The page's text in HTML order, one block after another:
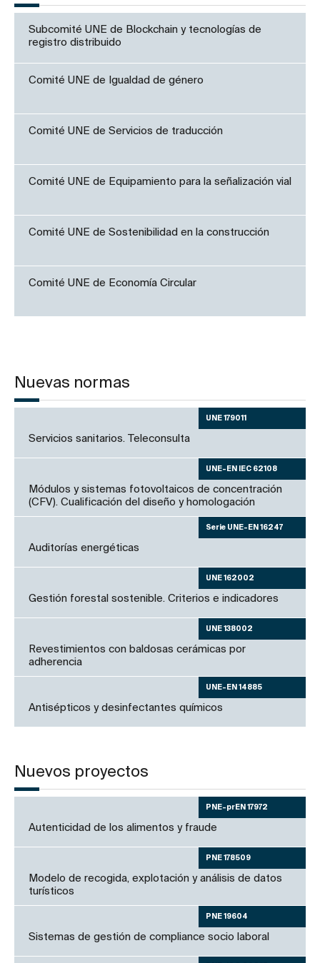
Subcomité UNE de Blockchain y tecnologías de
registro distribuido
Comité UNE de Igualdad de género
Comité UNE de Servicios de traducción
Comité UNE de Equipamiento para la señalización vial
Comité UNE de Sostenibilidad en la construcción
Comité UNE de Economía Circular
Nuevas normas
UNE 179011
Servicios sanitarios. Teleconsulta
UNE-EN IEC 62108
Módulos y sistemas fotovoltaicos de concentración
(CFV). Cualificación del diseño y homologación
Serie UNE-EN 16247
Auditorías energéticas
UNE 162002
Gestión forestal sostenible. Criterios e indicadores
UNE 138002
Revestimientos con baldosas cerámicas por
adherencia
UNE-EN 14885
Antisépticos y desinfectantes químicos
Nuevos proyectos
PNE-prEN 17972
Autenticidad de los alimentos y fraude
PNE 178509
Modelo de recogida, explotación y análisis de datos
turísticos
PNE 19604
Sistemas de gestión de compliance socio laboral